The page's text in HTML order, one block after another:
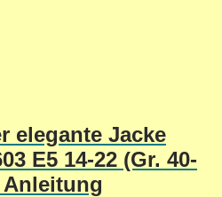
elegante Jacke
E5 14-22 (Gr. 40-
Anleitung